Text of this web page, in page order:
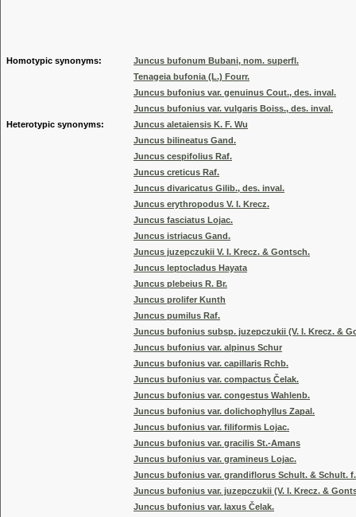
Homotypic synonyms:
Juncus bufonum Bubani, nom. superfl.
Tenageia bufonia (L.) Fourr.
Juncus bufonius var. genuinus Cout., des. inval.
Juncus bufonius var. vulgaris Boiss., des. inval.
Heterotypic synonyms:
Juncus aletaiensis K. F. Wu
Juncus bilineatus Gand.
Juncus cespifolius Raf.
Juncus creticus Raf.
Juncus divaricatus Gilib., des. inval.
Juncus erythropodus V. I. Krecz.
Juncus fasciatus Lojac.
Juncus istriacus Gand.
Juncus juzepczukii V. I. Krecz. & Gontsch.
Juncus leptocladus Hayata
Juncus plebeius R. Br.
Juncus prolifer Kunth
Juncus pumilus Raf.
Juncus bufonius subsp. juzepczukii (V. I. Krecz. &
Juncus bufonius var. alpinus Schur
Juncus bufonius var. capillaris Rchb.
Juncus bufonius var. compactus Čelak.
Juncus bufonius var. congestus Wahlenb.
Juncus bufonius var. dolichophyllus Zapal.
Juncus bufonius var. filiformis Lojac.
Juncus bufonius var. gracilis St.-Amans
Juncus bufonius var. gramineus Lojac.
Juncus bufonius var. grandiflorus Schult. & Schult. f.
Juncus bufonius var. juzepczukii (V. I. Krecz. &
Juncus bufonius var. laxus Čelak.